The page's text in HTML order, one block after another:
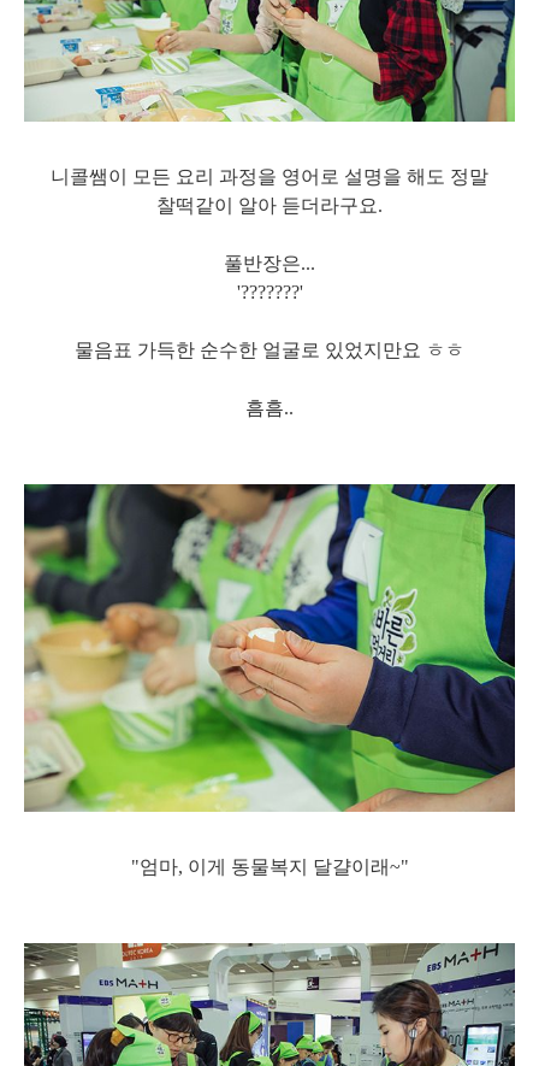
니콜쌤이 모든 요리 과정을 영어로 설명을 해도 정말
찰떡같이 알아 듣더라구요.
풀반장은...
'???????'
물음표 가득한 순수한 얼굴로 있었지만요 ㅎㅎ
흠흠..
"엄마, 이게 동물복지 달걀이래~"